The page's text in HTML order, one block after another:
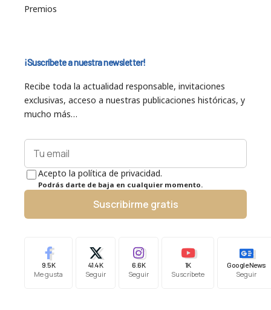
Premios
¡Suscríbete a nuestra newsletter!
Recibe toda la actualidad responsable, invitaciones
exclusivas, acceso a nuestras publicaciones históricas, y
mucho más…
Acepto la política de privacidad.
Podrás darte de baja en cualquier momento.
Suscribirme gratis
9.5K
Me gusta
41.4K
Seguir
6.6K
Seguir
1K
Suscríbete
Google News
Seguir